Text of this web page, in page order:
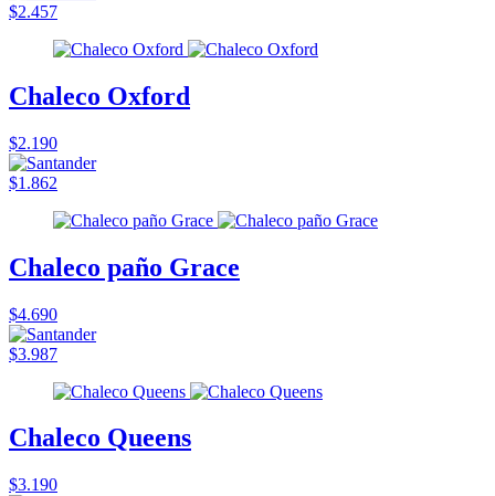
$2.457
Chaleco Oxford
$2.190
$1.862
Chaleco paño Grace
$4.690
$3.987
Chaleco Queens
$3.190